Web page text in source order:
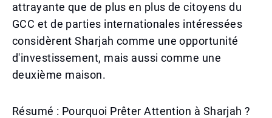
attrayante que de plus en plus de citoyens du
GCC et de parties internationales intéressées
considèrent Sharjah comme une opportunité
d'investissement, mais aussi comme une
deuxième maison.
Résumé : Pourquoi Prêter Attention à Sharjah ?